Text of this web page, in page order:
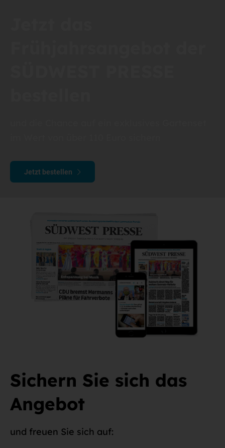
Jetzt bestellen
Sichern Sie sich das
Angebot
und freuen Sie sich auf: